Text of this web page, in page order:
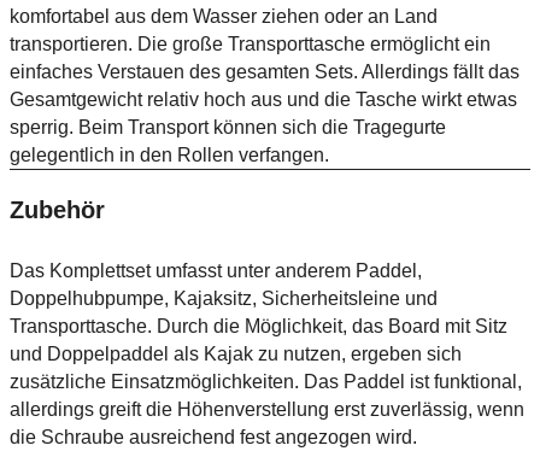
komfortabel aus dem Wasser ziehen oder an Land
transportieren. Die große Transporttasche ermöglicht ein
einfaches Verstauen des gesamten Sets. Allerdings fällt das
Gesamtgewicht relativ hoch aus und die Tasche wirkt etwas
sperrig. Beim Transport können sich die Tragegurte
gelegentlich in den Rollen verfangen.
Zubehör
Das Komplettset umfasst unter anderem Paddel,
Doppelhubpumpe, Kajaksitz, Sicherheitsleine und
Transporttasche. Durch die Möglichkeit, das Board mit Sitz
und Doppelpaddel als Kajak zu nutzen, ergeben sich
zusätzliche Einsatzmöglichkeiten. Das Paddel ist funktional,
allerdings greift die Höhenverstellung erst zuverlässig, wenn
die Schraube ausreichend fest angezogen wird.